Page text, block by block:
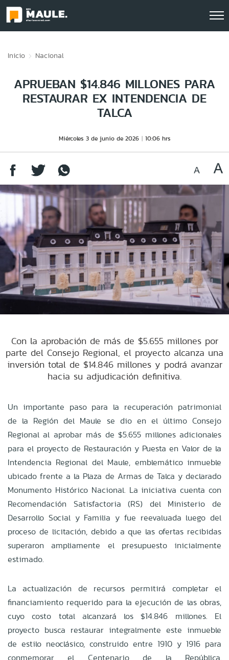
Inicio Nacional
APRUEBAN $14.846 MILLONES PARA
RESTAURAR EX INTENDENCIA DE
TALCA
Miércoles 3 de junio de 2026 10:06 hrs
Con la aprobación de más de $5.655 millones por
parte del Consejo Regional, el proyecto alcanza una
inversión total de $14.846 millones y podrá avanzar
hacia su adjudicación definitiva.
Un importante paso para la recuperación patrimonial
de la Región del Maule se dio en el último Consejo
Regional al aprobar más de $5.655 millones adicionales
para el proyecto de Restauración y Puesta en Valor de la
Intendencia Regional del Maule, emblemático inmueble
ubicado frente a la Plaza de Armas de Talca y declarado
Monumento Histórico Nacional. La iniciativa cuenta con
Recomendación Satisfactoria (RS) del Ministerio de
Desarrollo Social y Familia y fue reevaluada luego del
proceso de licitación, debido a que las ofertas recibidas
superaron ampliamente el presupuesto inicialmente
estimado.
La actualización de recursos permitirá completar el
financiamiento requerido para la ejecución de las obras,
cuyo costo total alcanzará los $14.846 millones. El
proyecto busca restaurar integralmente este inmueble
de estilo neoclásico, construido entre 1910 y 1916 para
conmemorar el Centenario de la República,